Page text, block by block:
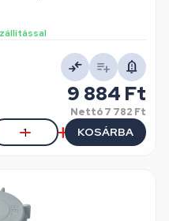
9 884 Ft
Nettó7 782 Ft
KOSÁRBA